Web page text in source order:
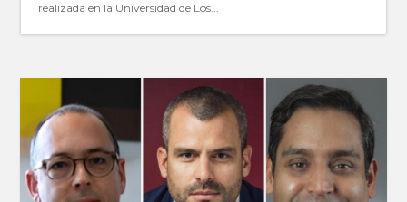
realizada en la Universidad de Los...